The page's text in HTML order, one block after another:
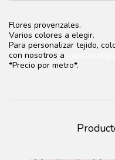
Flores provenzales.
Varios colores a elegir.
Para personalizar tejido,
con nosotros a
*Precio por metro*.